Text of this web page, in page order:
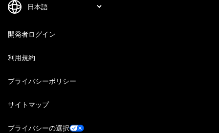
開発者ログイン
利用規約
プライバシーポリシー
サイトマップ
プライバシーの選択